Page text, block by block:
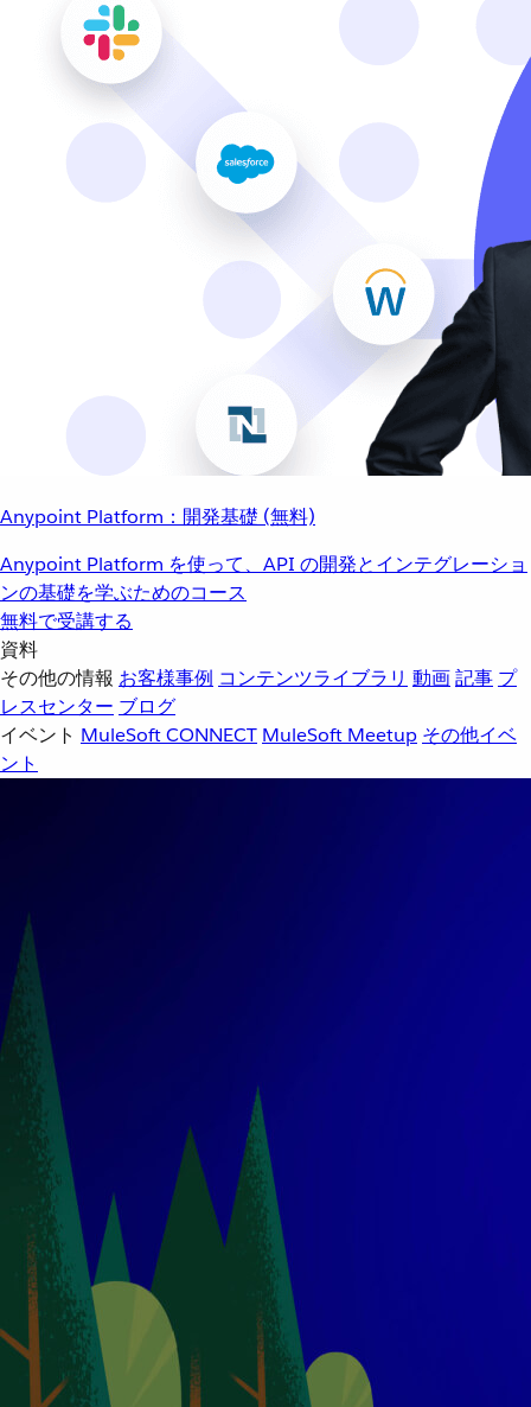
Anypoint Platform：開発基礎 (無料)
Anypoint Platform を使って、API の開発とインテグレーショ
ンの基礎を学ぶためのコース
無料で受講する
資料
その他の情報 お客様事例 コンテンツライブラリ 動画記事 プ
レスセンター ブログ
イベント MuleSoft CONNECT MuleSoft Meetup その他イベ
ント